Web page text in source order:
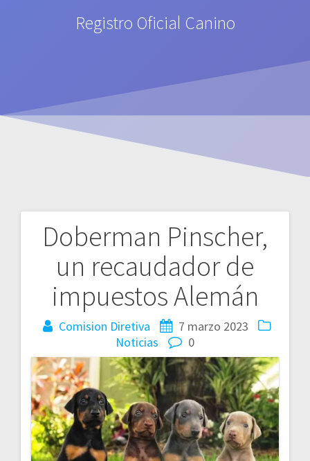
Registro Oficial Canino
Doberman Pinscher,
un recaudador de
impuestos Alemán
Comision Diretiva
7 marzo 2023
Noticias
0
Navegación
entradas